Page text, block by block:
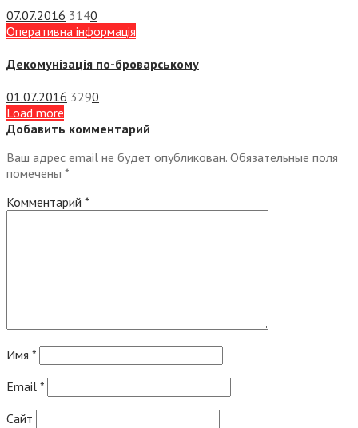
07.07.2016 3140
Оперативна інформація
Декомунізація по-броварському
01.07.2016 3290
Load more
Добавить комментарий
Ваш адрес email не будет опубликован. Обязательные поля
помечены *
Комментарий *
Имя *
Email *
Сайт